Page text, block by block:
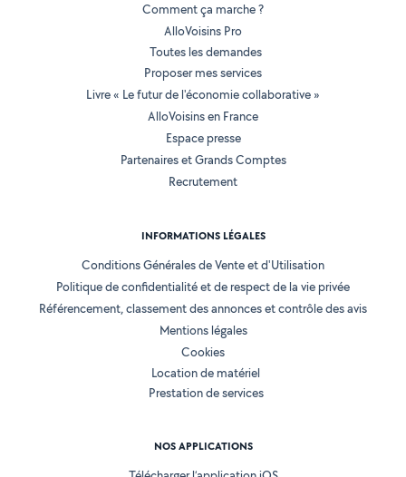
Comment ça marche ?
AlloVoisins Pro
Toutes les demandes
Proposer mes services
Livre « Le futur de l'économie collaborative »
AlloVoisins en France
Espace presse
Partenaires et Grands Comptes
Recrutement
INFORMATIONS LÉGALES
Conditions Générales de Vente et d'Utilisation
Politique de confidentialité et de respect de la vie privée
Référencement, classement des annonces et contrôle des avis
Mentions légales
Cookies
Location de matériel
Prestation de services
NOS APPLICATIONS